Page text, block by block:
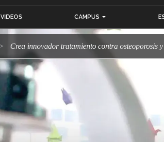
VIDEOS CAMPUS
Crea innovador tratamiento contra osteoporosis